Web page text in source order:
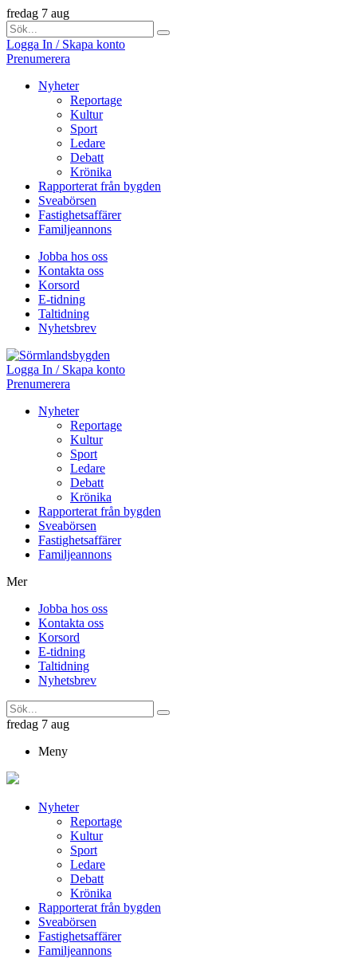
fredag 7 aug
Logga In / Skapa konto
Prenumerera
Nyheter
Reportage
Kultur
Sport
Ledare
Debatt
Krönika
Rapporterat från bygden
Sveabörsen
Fastighetsaffärer
Familjeannons
Jobba hos oss
Kontakta oss
Korsord
E-tidning
Taltidning
Nyhetsbrev
Logga In / Skapa konto
Prenumerera
Nyheter
Reportage
Kultur
Sport
Ledare
Debatt
Krönika
Rapporterat från bygden
Sveabörsen
Fastighetsaffärer
Familjeannons
Mer
Jobba hos oss
Kontakta oss
Korsord
E-tidning
Taltidning
Nyhetsbrev
fredag 7 aug
Meny
Nyheter
Reportage
Kultur
Sport
Ledare
Debatt
Krönika
Rapporterat från bygden
Sveabörsen
Fastighetsaffärer
Familjeannons